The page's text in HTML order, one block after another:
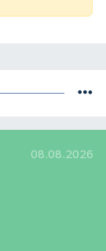
08.08.2026